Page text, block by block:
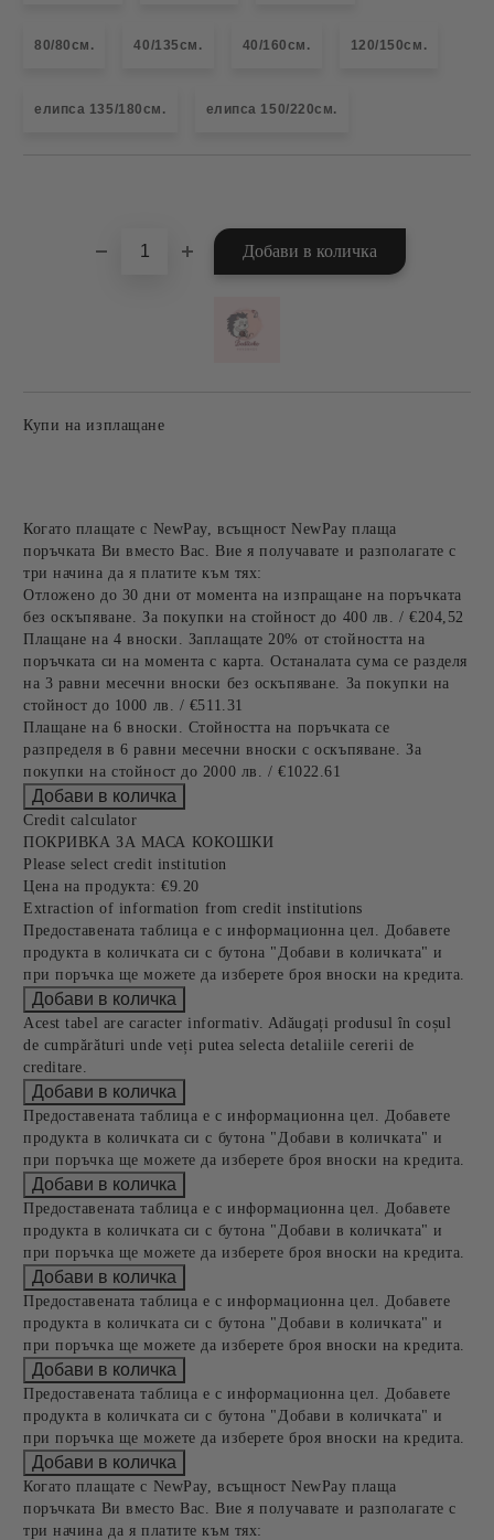
80/80см. 40/135см. 40/160см. 120/150см.
елипса 135/180см. елипса 150/220см.
Купи на изплащане
Когато плащате с NewPay, всъщност NewPay плаща
поръчката Ви вместо Вас. Вие я получавате и разполагате с
три начина да я платите към тях:
Отложено до 30 дни от момента на изпращане на поръчката
без оскъпяване. За покупки на стойност до 400 лв. / €204,52
Плащане на 4 вноски. Заплащате 20% от стойността на
поръчката си на момента с карта. Останалата сума се разделя
на 3 равни месечни вноски без оскъпяване. За покупки на
стойност до 1000 лв. / €511.31
Плащане на 6 вноски. Стойността на поръчката се
разпределя в 6 равни месечни вноски с оскъпяване. За
покупки на стойност до 2000 лв. / €1022.61
Credit calculator
ПОКРИВКА ЗА МАСА КОКОШКИ
Please select credit institution
Цена на продукта: €9.20
Extraction of information from credit institutions
Предоставената таблица е с информационна цел. Добавете
продукта в количката си с бутона "Добави в количката" и
при поръчка ще можете да изберете броя вноски на кредита.
Acest tabel are caracter informativ. Adăugați produsul în coșul
de cumpărături unde veți putea selecta detaliile cererii de
creditare.
Предоставената таблица е с информационна цел. Добавете
продукта в количката си с бутона "Добави в количката" и
при поръчка ще можете да изберете броя вноски на кредита.
Предоставената таблица е с информационна цел. Добавете
продукта в количката си с бутона "Добави в количката" и
при поръчка ще можете да изберете броя вноски на кредита.
Предоставената таблица е с информационна цел. Добавете
продукта в количката си с бутона "Добави в количката" и
при поръчка ще можете да изберете броя вноски на кредита.
Предоставената таблица е с информационна цел. Добавете
продукта в количката си с бутона "Добави в количката" и
при поръчка ще можете да изберете броя вноски на кредита.
Когато плащате с NewPay, всъщност NewPay плаща
поръчката Ви вместо Вас. Вие я получавате и разполагате с
три начина да я платите към тях: